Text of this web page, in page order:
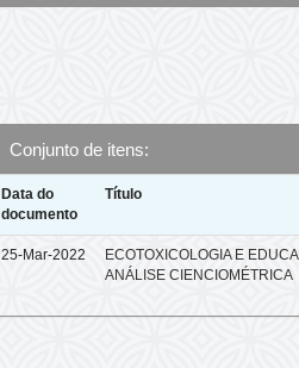
Conjunto de itens:
Data do
documento
Título
25-Mar-2022
ECOTOXICOLOGIA E
ANÁLISE CIENCIOMÉTRICA